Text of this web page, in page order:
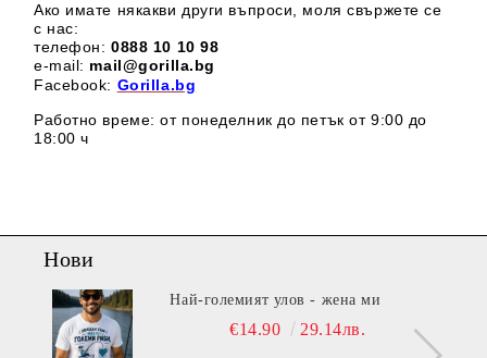
Ако имате някакви други въпроси, моля свържете се
с нас:
телефон:0888 10 10 98
e-mail: mail@gorilla.bg
Facebook: Gorilla.bg
Работно време: от понеделник до петък от 9:00 до
18:00 ч
Нови
Най-големият улов - жена ми
€14.90 29.14лв.